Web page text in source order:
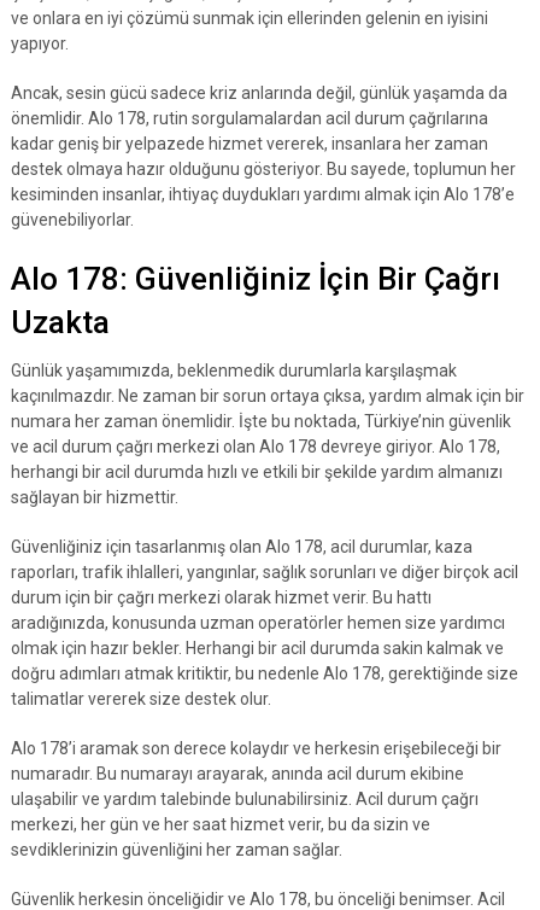
ve onlara en iyi çözümü sunmak için ellerinden gelenin en iyisini
yapıyor.
Ancak, sesin gücü sadece kriz anlarında değil, günlük yaşamda da
önemlidir. Alo 178, rutin sorgulamalardan acil durum çağrılarına
kadar geniş bir yelpazede hizmet vererek, insanlara her zaman
destek olmaya hazır olduğunu gösteriyor. Bu sayede, toplumun her
kesiminden insanlar, ihtiyaç duydukları yardımı almak için Alo 178’e
güvenebiliyorlar.
Alo 178: Güvenliğiniz İçin Bir Çağrı
Uzakta
Günlük yaşamımızda, beklenmedik durumlarla karşılaşmak
kaçınılmazdır. Ne zaman bir sorun ortaya çıksa, yardım almak için bir
numara her zaman önemlidir. İşte bu noktada, Türkiye’nin güvenlik
ve acil durum çağrı merkezi olan Alo 178 devreye giriyor. Alo 178,
herhangi bir acil durumda hızlı ve etkili bir şekilde yardım almanızı
sağlayan bir hizmettir.
Güvenliğiniz için tasarlanmış olan Alo 178, acil durumlar, kaza
raporları, trafik ihlalleri, yangınlar, sağlık sorunları ve diğer birçok acil
durum için bir çağrı merkezi olarak hizmet verir. Bu hattı
aradığınızda, konusunda uzman operatörler hemen size yardımcı
olmak için hazır bekler. Herhangi bir acil durumda sakin kalmak ve
doğru adımları atmak kritiktir, bu nedenle Alo 178, gerektiğinde size
talimatlar vererek size destek olur.
Alo 178’i aramak son derece kolaydır ve herkesin erişebileceği bir
numaradır. Bu numarayı arayarak, anında acil durum ekibine
ulaşabilir ve yardım talebinde bulunabilirsiniz. Acil durum çağrı
merkezi, her gün ve her saat hizmet verir, bu da sizin ve
sevdiklerinizin güvenliğini her zaman sağlar.
Güvenlik herkesin önceliğidir ve Alo 178, bu önceliği benimser. Acil